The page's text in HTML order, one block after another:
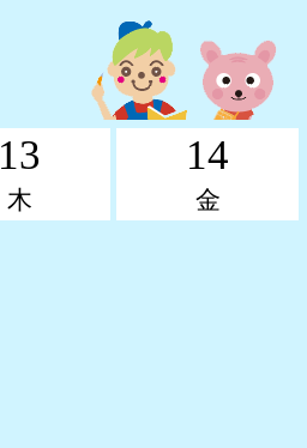
13
木
14
金